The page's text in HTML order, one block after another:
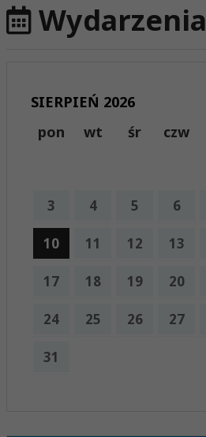
Wydarzenia
SIERPIEŃ 2026
pon
wt śr czw
3 4 5 6
10 11 12 13
17 18 19 20
24 25 26 27
31